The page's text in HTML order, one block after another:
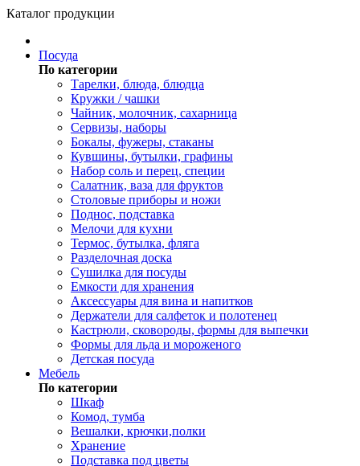
Каталог продукции
Посуда
По категории
Тарелки, блюда, блюдца
Кружки / чашки
Чайник, молочник, сахарница
Сервизы, наборы
Бокалы, фужеры, стаканы
Кувшины, бутылки, графины
Набор соль и перец, специи
Салатник, ваза для фруктов
Столовые приборы и ножи
Поднос, подставка
Мелочи для кухни
Термос, бутылка, фляга
Разделочная доска
Сушилка для посуды
Емкости для хранения
Аксессуары для вина и напитков
Держатели для салфеток и полотенец
Кастрюли, сковороды, формы для выпечки
Формы для льда и мороженого
Детская посуда
Мебель
По категории
Шкаф
Комод, тумба
Вешалки, крючки,полки
Хранение
Подставка под цветы